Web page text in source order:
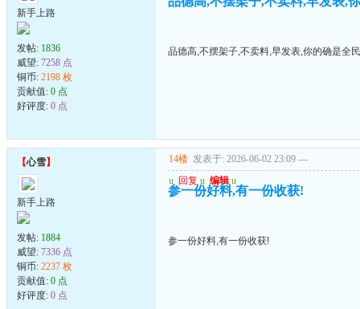
新手上路
发帖: 1836
威望: 7258 点
铜币: 2198 枚
贡献值: 0 点
好评度: 0 点
品德高,不摆架子,不卖料,早发表,你的确是全
【心雪】
新手上路
发帖: 1884
威望: 7336 点
铜币: 2237 枚
贡献值: 0 点
好评度: 0 点
14楼 发表于: 2026-06-02 23:09 ---
u 回复 u 编辑 u
参一份好料,有一份收获!
参一份好料,有一份收获!